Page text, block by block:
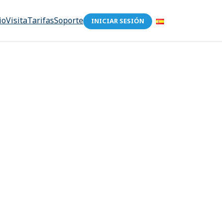
VisitaTarifasSoporte INICIAR SESIÓN